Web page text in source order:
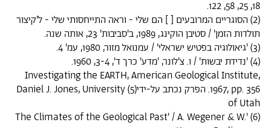
18, 25, 58, 122.
(2) הסוגריים המרובעים [ ] הם שלי - וראה התייחסותי שלי - ל'קיצור
תולדות הזמן' / סטיבן הוקינג, 1989, ב'סביבות' 23, אותה שנה.
(3) 'גיאולוגיה בפטיש ישראלי' / עמנואל מזור, 1980, עמ' 4.
(4) 'נדידת יבשות' / ו. צ'לונר, 'מדע' כרך ד', 3-4, 1960.
Investigating the EARTH, American Geological Institute,
1967, pp. 356. הפרק נכתב על-ידי(5) Daniel J. Jones, University
of Utah
(6) 'The Climates of the Geological Past' / A. Wegener & W.